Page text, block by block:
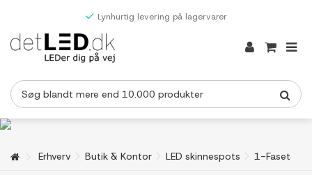
Lynhurtig levering på lagervarer
Erhverv Butik & Kontor LED skinnespots 1-Faset